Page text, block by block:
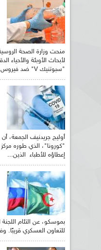
منحت وزارة الصحة
لأبحاث الأوبئة والأحياء
"سبوتنيك V" ضد فيروس كورونا على شكل مسحوق....
أوليج جريدنيف الجمعة،
"كورونا"، الذي طوره
إعطاؤه للأطباء الذين...
بموسكو، عن التئام اللجنة
للتعاون العسكري